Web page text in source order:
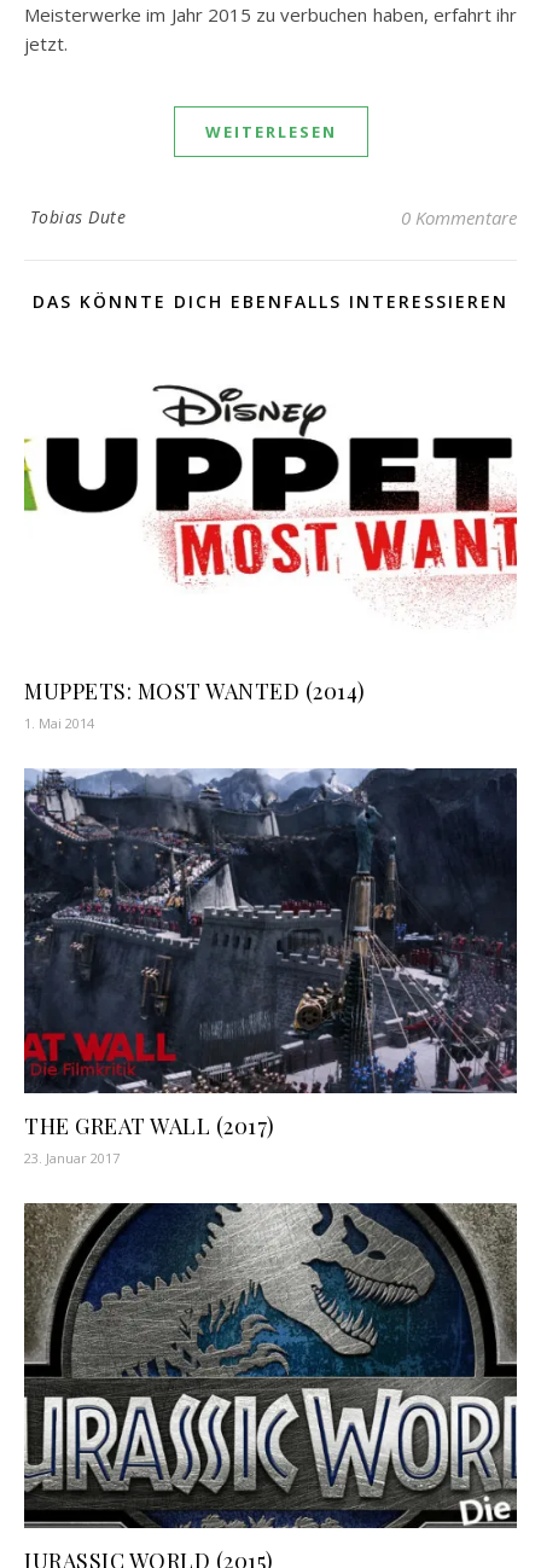
Meisterwerke im Jahr 2015 zu verbuchen haben, erfahrt ihr
jetzt.
WEITERLESEN
Tobias Dute 0 Kommentare
DAS KÖNNTE DICH EBENFALLS INTERESSIEREN
MUPPETS: MOST WANTED (2014)
1. Mai 2014
THE GREAT WALL (2017)
23. Januar 2017
JURASSIC WORLD (2015)